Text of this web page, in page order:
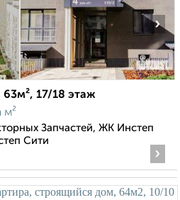
›
17/18 этаж
м²
Запчастей, ЖК Инстеп
Сити
›